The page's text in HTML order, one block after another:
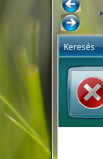
Keresés